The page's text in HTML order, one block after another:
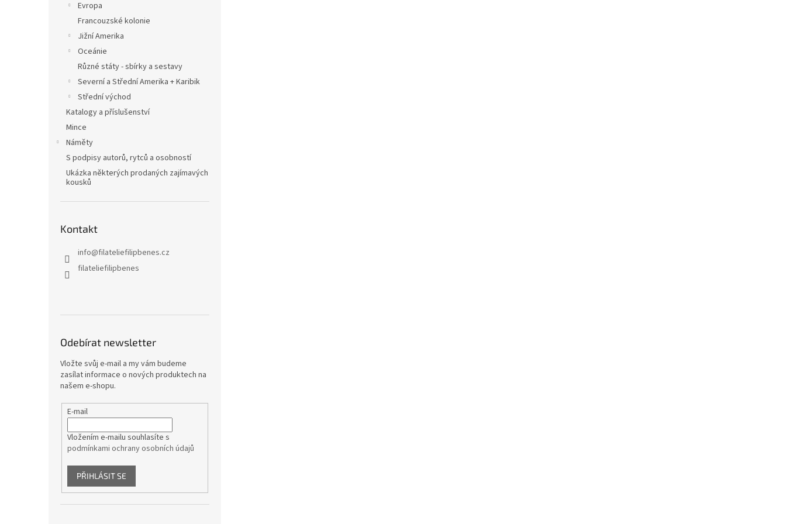
Evropa
Francouzské kolonie
Jižní Amerika
Oceánie
Různé státy - sbírky a sestavy
Severní a Střední Amerika + Karibik
Střední východ
Katalogy a příslušenství
Mince
Náměty
S podpisy autorů, rytců a osobností
Ukázka některých prodaných zajímavých
kousků
Kontakt
info@filateliefilipbenes.cz
filateliefilipbenes
Odebírat newsletter
Vložte svůj e-mail a my vám budeme
zasílat informace o nových produktech na
našem e-shopu.
E-mail
Vložením e-mailu souhlasíte s
podmínkami ochrany osobních údajů
PŘIHLÁSIT SE